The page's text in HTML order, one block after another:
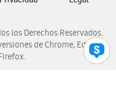
los Derechos Reservados.
de Chrome, Edge,